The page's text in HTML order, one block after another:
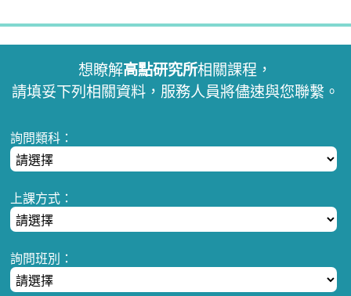
想瞭解高點研究所相關課程，
請填妥下列相關資料，服務人員將儘速與您聯繫。
詢問類科：
上課方式：
詢問班別：